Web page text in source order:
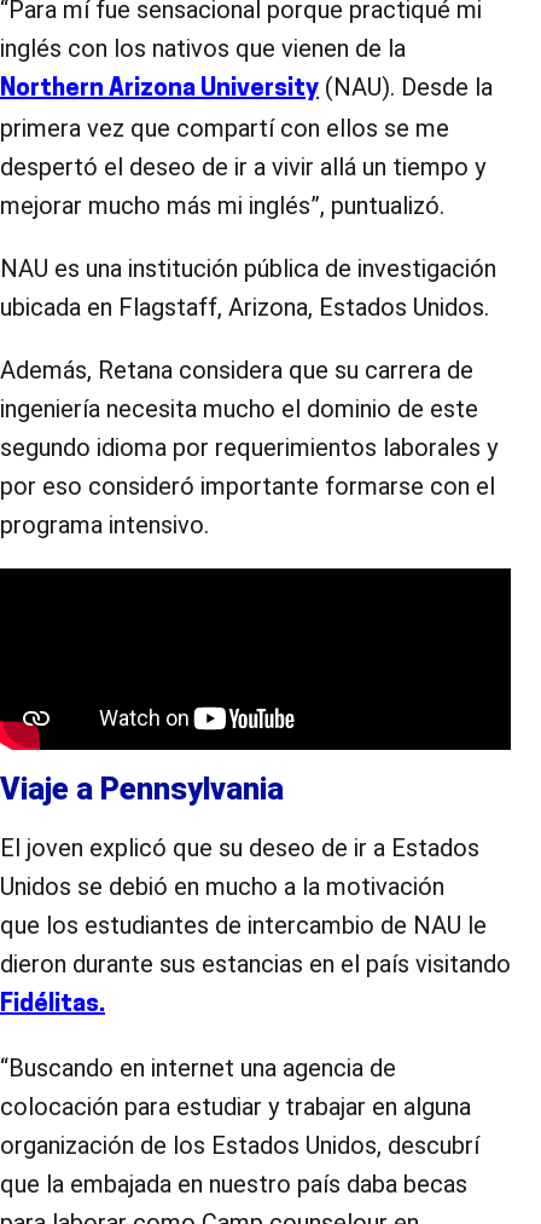
“Para mí fue sensacional porque practiqué mi
inglés con los nativos que vienen de la
Northern Arizona University (NAU). Desde la
primera vez que compartí con ellos se me
despertó el deseo de ir a vivir allá un tiempo y
mejorar mucho más mi inglés”, puntualizó.
NAU es una institución pública de investigación
ubicada en Flagstaff, Arizona, Estados Unidos.
Además, Retana considera que su carrera de
ingeniería necesita mucho el dominio de este
segundo idioma por requerimientos laborales y
por eso consideró importante formarse con el
programa intensivo.
Viaje a Pennsylvania
El joven explicó que su deseo de ir a Estados
Unidos se debió en mucho a la motivación
que los estudiantes de intercambio de NAU le
dieron durante sus estancias en el país visitando
Fidélitas.
“Buscando en internet una agencia de
colocación para estudiar y trabajar en alguna
organización de los Estados Unidos, descubrí
que la embajada en nuestro país daba becas